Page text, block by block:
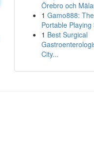
Örebro och
1 Gamo888:
Portable Playing
1 Best Surgical
City...